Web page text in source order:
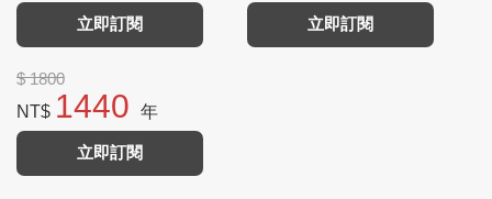
立即訂閱 立即訂閱
$ 1800
NT$ 1440 年
立即訂閱